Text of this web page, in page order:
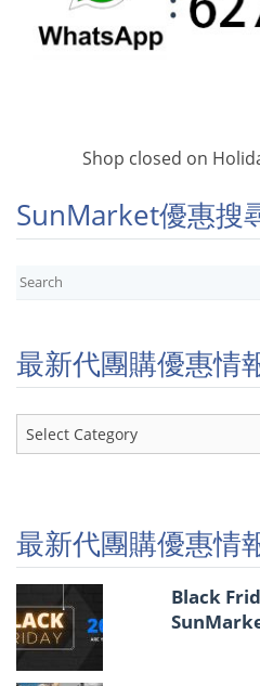
Shop closed on
SunMarket優惠搜
最新代團購優惠情
最
新
優
惠
情
報
最新代團購優惠情
Black